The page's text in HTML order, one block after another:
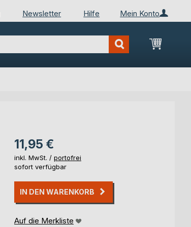
Mein Konto
Newsletter Hilfe
Mein
11,95 €
inkl. MwSt. / portofrei
sofort verfügbar
IN DEN WARENKORB
Auf die Merkliste